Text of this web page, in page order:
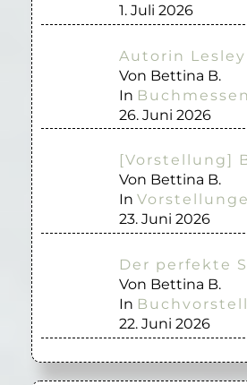
1. Juli 2026
Autorin
Von Bettina B.
In Buchmessen
26. Juni 2026
[Vorstellung]
Von Bettina B.
In
23. Juni 2026
Der perfekte
Von Bettina B.
In
22. Juni 2026